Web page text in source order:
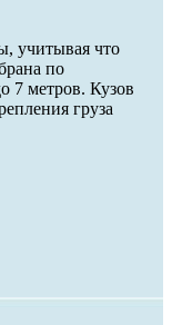
учитывая что
по
7 метров. Кузов
груза